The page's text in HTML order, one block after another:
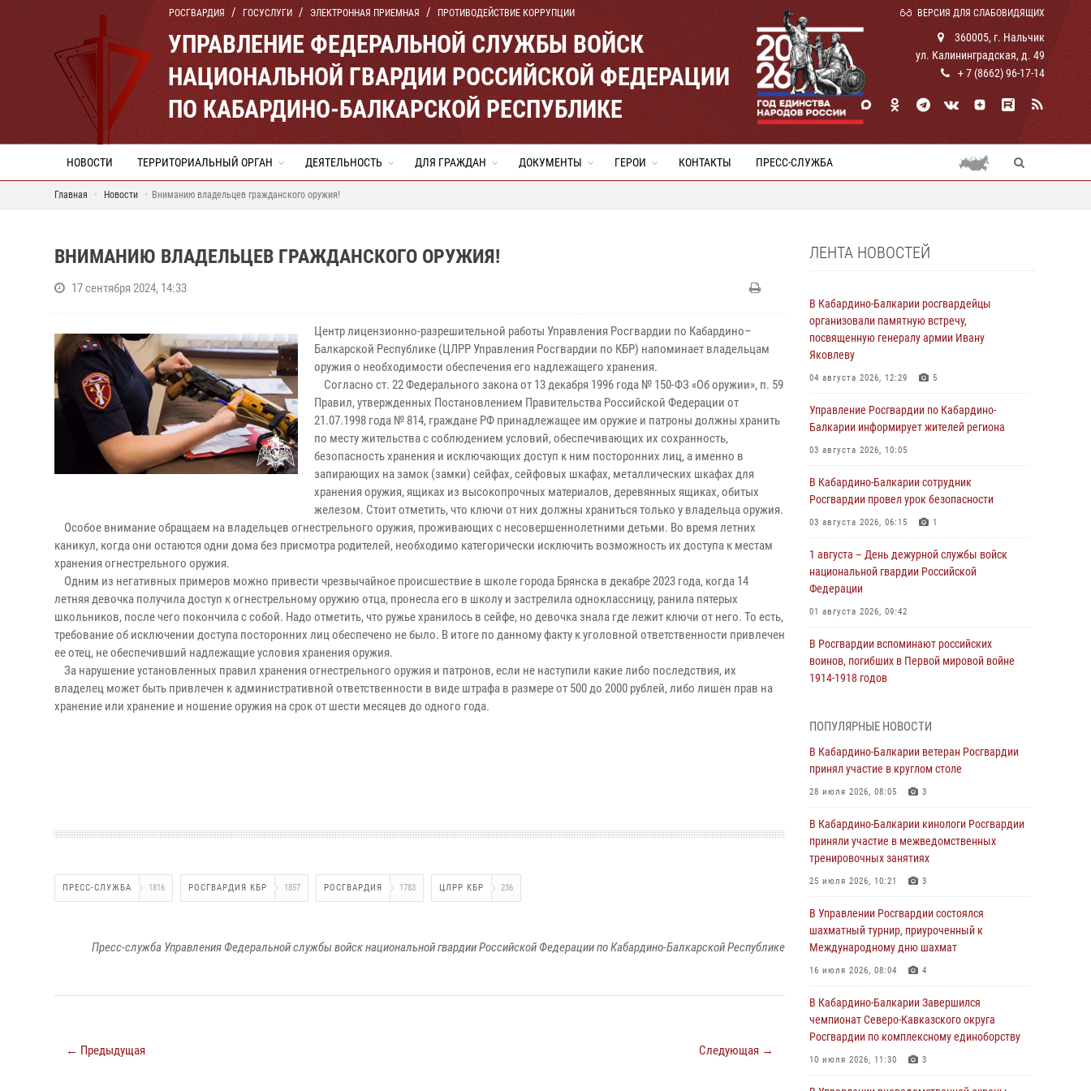
РОСГВАРДИЯ ГОСУСЛУГИ ЭЛЕКТРОННАЯ ПРИЕМНАЯ ПРОТИВОДЕЙСТВИЕ КОРРУПЦИИ ВЕРСИЯ ДЛЯ СЛАБОВИДЯЩИХ
УПРАВЛЕНИЕ ФЕДЕРАЛЬНОЙ СЛУЖБЫ ВОЙСК
НАЦИОНАЛЬНОЙ ГВАРДИИ РОССИЙСКОЙ ФЕДЕРАЦИИ
ПО КАБАРДИНО-БАЛКАРСКОЙ РЕСПУБЛИКЕ
360005, г. Нальчик
ул. Калининградская, д. 49
+ 7 (8662) 96-17-14
НОВОСТИ ТЕРРИТОРИАЛЬНЫЙ ОРГАН ДЕЯТЕЛЬНОСТЬ ДЛЯ ГРАЖДАН ДОКУМЕНТЫ ГЕРОИ КОНТАКТЫ ПРЕСС-СЛУЖБА
Главная Новости Вниманию владельцев гражданского оружия!
ВНИМАНИЮ ВЛАДЕЛЬЦЕВ ГРАЖДАНСКОГО ОРУЖИЯ!
17 сентября 2024, 14:33
Центр лицензионно-разрешительной работы Управления Росгвардии по Кабардино–
Балкарской Республике (ЦЛРР Управления Росгвардии по КБР) напоминает владельцам
оружия о необходимости обеспечения его надлежащего хранения.
Согласно ст. 22 Федерального закона от 13 декабря 1996 года № 150-ФЗ «Об оружии», п. 59
Правил, утвержденных Постановлением Правительства Российской Федерации от
21.07.1998 года № 814, граждане РФ принадлежащее им оружие и патроны должны хранить
по месту жительства с соблюдением условий, обеспечивающих их сохранность,
безопасность хранения и исключающих доступ к ним посторонних лиц, а именно в
запирающих на замок (замки) сейфах, сейфовых шкафах, металлических шкафах для
хранения оружия, ящиках из высокопрочных материалов, деревянных ящиках, обитых
железом. Стоит отметить, что ключи от них должны храниться только у владельца оружия.
Особое внимание обращаем на владельцев огнестрельного оружия, проживающих с несовершеннолетними детьми. Во время летних
каникул, когда они остаются одни дома без присмотра родителей, необходимо категорически исключить возможность их доступа к местам
хранения огнестрельного оружия.
Одним из негативных примеров можно привести чрезвычайное происшествие в школе города Брянска в декабре 2023 года, когда 14
летняя девочка получила доступ к огнестрельному оружию отца, пронесла его в школу и застрелила одноклассницу, ранила пятерых
школьников, после чего покончила с собой. Надо отметить, что ружье хранилось в сейфе, но девочка знала где лежит ключи от него. То есть,
требование об исключении доступа посторонних лиц обеспечено не было. В итоге по данному факту к уголовной ответственности привлечен
ее отец, не обеспечивший надлежащие условия хранения оружия.
За нарушение установленных правил хранения огнестрельного оружия и патронов, если не наступили какие либо последствия, их
владелец может быть привлечен к административной ответственности в виде штрафа в размере от 500 до 2000 рублей, либо лишен прав на
хранение или хранение и ношение оружия на срок от шести месяцев до одного года.
ПРЕСС-СЛУЖБА 1816 РОСГВАРДИЯ КБР 1857 РОСГВАРДИЯ 1783 ЦЛРР КБР 236
Пресс-служба Управления Федеральной службы войск национальной гвардии Российской Федерации по Кабардино-Балкарской Республике
← Предыдущая Следующая →
ЛЕНТА НОВОСТЕЙ
В Кабардино-Балкарии росгвардейцы
организовали памятную встречу,
посвященную генералу армии Ивану
Яковлеву
04 августа 2026, 12:29 5
Управление Росгвардии по Кабардино-
Балкарии информирует жителей региона
03 августа 2026, 10:05
В Кабардино‑Балкарии сотрудник
Росгвардии провел урок безопасности
03 августа 2026, 06:15 1
1 августа – День дежурной службы войск
национальной гвардии Российской
Федерации
01 августа 2026, 09:42
В Росгвардии вспоминают российских
воинов, погибших в Первой мировой войне
1914-1918 годов
Директор Росгвардии Герой России генерал
армии Виктор Золотов поздравил
специалистов подразделений тыла с
профессиональным праздником
Росгвардия обеспечивает безопасность
граждан на южном направлении
31 июля 2026, 09:22
Состоялась рабочая встреча директора
Росгвардии Героя России генерала армии
Виктора Золотова с заместителем
полномочного представителя Президента
федеральном округе Виталием Кузнецовым
31 июля 2026, 06:45 1
Управление Росгвардии по Кабардино-
ПОПУЛЯРНЫЕ НОВОСТИ
В Кабардино-Балкарии ветеран Росгвардии
принял участие в круглом столе
28 июля 2026, 08:05 3
В Кабардино-Балкарии кинологи Росгвардии
приняли участие в межведомственных
тренировочных занятиях
25 июля 2026, 10:21 3
В Управлении Росгвардии состоялся
шахматный турнир, приуроченный к
Международному дню шахмат
16 июля 2026, 08:04 4
В Кабардино-Балкарии Завершился
чемпионат Северо-Кавказского округа
Росгвардии по комплексному единоборству
10 июля 2026, 11:30 3